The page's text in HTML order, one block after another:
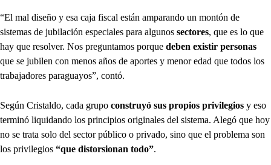
“El mal diseño y esa caja fiscal están amparando un montón de
sistemas de jubilación especiales para algunos sectores, que es lo que
hay que resolver. Nos preguntamos porque deben existir personas
que se jubilen con menos años de aportes y menor edad que todos los
trabajadores paraguayos”, contó.
Según Cristaldo, cada grupo construyó sus propios privilegios y eso
terminó liquidando los principios originales del sistema. Alegó que hoy
no se trata solo del sector público o privado, sino que el problema son
los privilegios “que distorsionan todo”.